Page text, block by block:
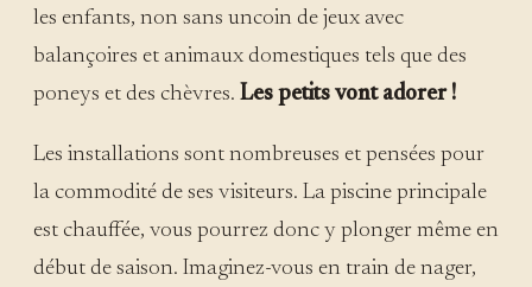
les enfants, non sans uncoin de jeux avec
balançoires et animaux domestiques tels que des
poneys et des chèvres. Les petits vont adorer !
Les installations sont nombreuses et pensées pour
la commodité de ses visiteurs. La piscine principale
est chauffée, vous pourrez donc y plonger même en
début de saison. Imaginez-vous en train de nager,